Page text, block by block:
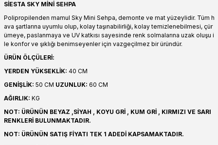
SİESTA SKY MİNİ SEHPA
Polipropilenden mamul Sky Mini Sehpa, demonte ve mat yüzeylidir. Tüm h
ava şartlarına uyumlu olup, kolay taşınabilirliği, kolay temizlenebilmesi, çür
ümeye, paslanmaya ve UV katkısı sayesinde renk solmalarına uzak oluşu i
le konfor ve şıklığı benimseyenler için vazgeçilmez bir üründür.
ÜRÜN ÖLÇÜLERİ:
YERDEN YÜKSEKLİK: 40 CM
GENİŞLİK: 50 CM UZUNLUK: 60 CM
AĞIRLIK: KG
NOT: ÜRÜNÜN BEYAZ ,SİYAH , KOYU GRİ , KUM GRİ , KIRMIZI VE SARI
RENKLERİ BULUNMAKTADIR.
NOT: ÜRÜNÜN SATIŞ FİYATI TEK 1 ADEDİ KAPSAMAKTADIR.